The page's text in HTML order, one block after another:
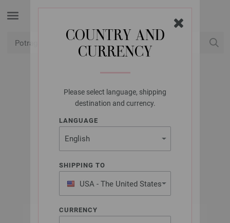
COUNTRY AND
CURRENCY
Please select language, shipping
destination and currency.
LANGUAGE
SHIPPING TO
USA - The United States
of America
CURRENCY
UNION KNOPF
UNION KNOPF
450275/18MM